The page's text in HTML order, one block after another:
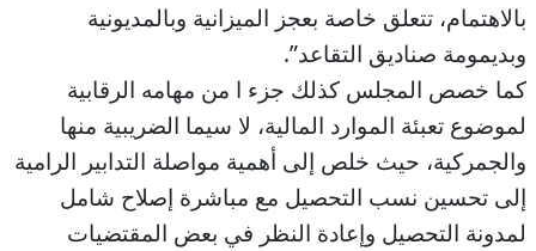
بالاهتمام، تتعلق خاصة بعجز الميزانية وبالمديونية
وبديمومة صناديق التقاعد”.
كما خصص المجلس كذلك جزء ا من مهامه الرقابية
لموضوع تعبئة الموارد المالية، لا سيما الضريبية منها
والجمركية، حيث خلص إلى أهمية مواصلة التدابير الرامية
إلى تحسين نسب التحصيل مع مباشرة إصلاح شامل
لمدونة التحصيل وإعادة النظر في بعض المقتضيات